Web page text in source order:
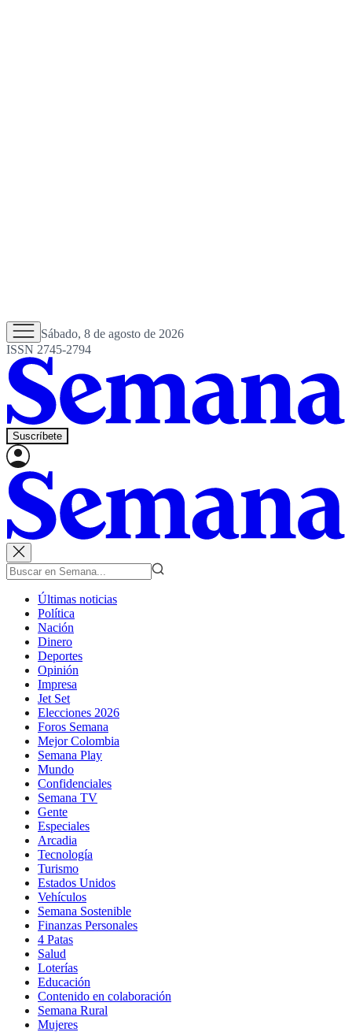
Sábado, 8 de agosto de 2026
ISSN 2745-2794
Suscríbete
Últimas noticias
Política
Nación
Dinero
Deportes
Opinión
Impresa
Jet Set
Elecciones 2026
Foros Semana
Mejor Colombia
Semana Play
Mundo
Confidenciales
Semana TV
Gente
Especiales
Arcadia
Tecnología
Turismo
Estados Unidos
Vehículos
Semana Sostenible
Finanzas Personales
4 Patas
Salud
Loterías
Educación
Contenido en colaboración
Semana Rural
Mujeres